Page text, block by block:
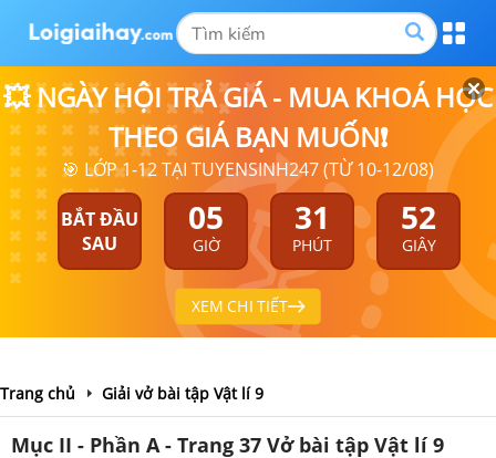
💥 NGÀY HỘI TRẢ GIÁ - MUA KHOÁ HỌC
THEO GIÁ BẠN MUỐN❗
🎯 LỚP 1-12 TẠI TUYENSINH247 (TỪ 10-12/08)
BẮT ĐẦU
SAU
05
GIỜ
31
PHÚT
52
GIÂY
XEM CHI TIẾT
Trang chủ Giải vở bài tập Vật lí 9
Mục II - Phần A - Trang 37 Vở bài tập Vật lí 9